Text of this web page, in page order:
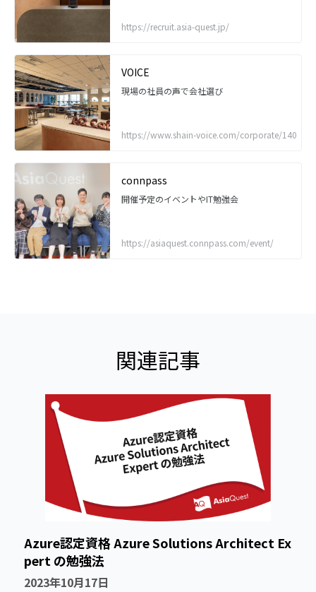
https://recruit.asia-quest.jp/
VOICE
現場の社員の声で会社選び
https://www.shain-voice.com/corporate/140
connpass
開催予定のイベントやIT勉強会
https://asiaquest.connpass.com/event/
関連記事
Azure認定資格 Azure Solutions Architect Ex
pert の勉強法
2023年10月17日